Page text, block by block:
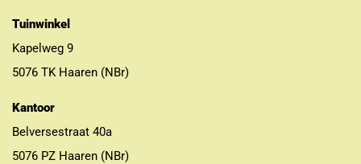
Tuinwinkel
Kapelweg 9
5076 TK Haaren (NBr)
Kantoor
Belversestraat 40a
5076 PZ Haaren (NBr)